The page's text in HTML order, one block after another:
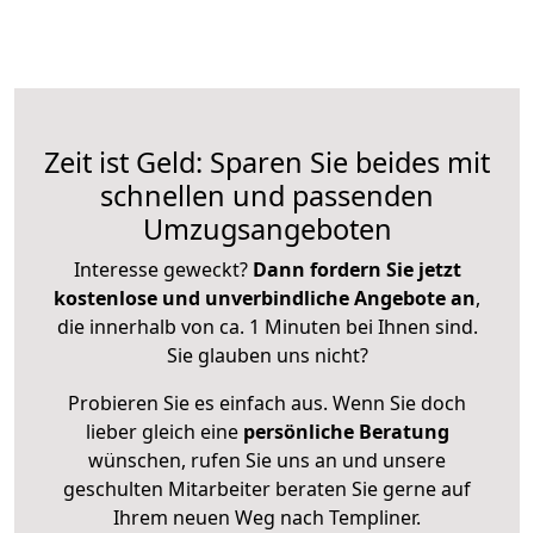
Zeit ist Geld: Sparen Sie beides mit
schnellen und passenden
Umzugsangeboten
Interesse geweckt? Dann fordern Sie jetzt
kostenlose und unverbindliche Angebote an,
die innerhalb von ca. 1 Minuten bei Ihnen sind.
Sie glauben uns nicht?
Probieren Sie es einfach aus. Wenn Sie doch
lieber gleich eine persönliche Beratung
wünschen, rufen Sie uns an und unsere
geschulten Mitarbeiter beraten Sie gerne auf
Ihrem neuen Weg nach Templiner.